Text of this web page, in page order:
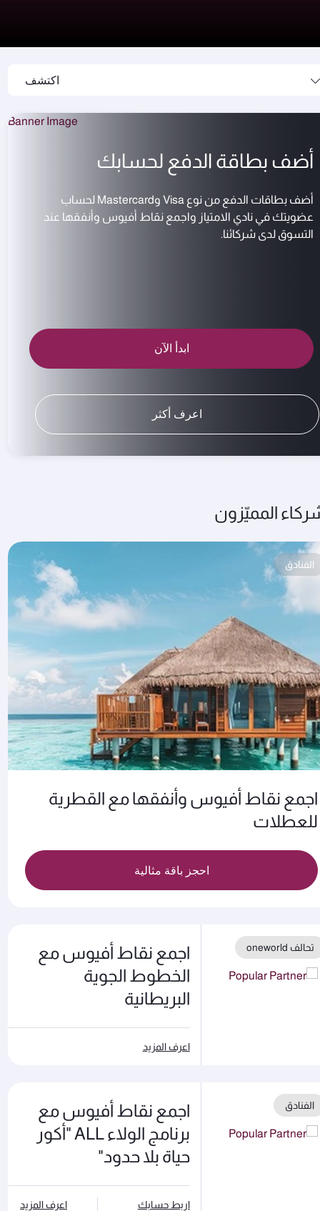
اكتشف
أضف بطاقة الدفع لحسابك
أضف بطاقات الدفع من نوع Visa وMastercard لحساب
عضويتك في نادي الامتياز واجمع نقاط أفيوس وأنفقها عند
التسوق لدى شركائنا.
ابدأ الآن
اعرف أكثر
المميّزون
الفنادق
اجمع نقاط أفيوس وأنفقها مع القطرية
للعطلات
احجز باقة مثالية
تحالف oneworld
اجمع نقاط أفيوس مع
الخطوط الجوية
البريطانية
اعرف المزيد
الفنادق
اجمع نقاط أفيوس مع
برنامج الولاء ALL "أكور
حياة بلا حدود"
اربط حسابك اعرف المزيد